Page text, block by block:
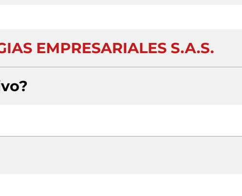
EMPRESARIALES S.A.S.